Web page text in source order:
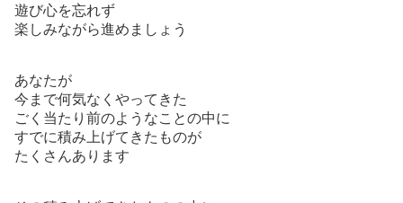
遊び心を忘れず
楽しみながら進めましょう
あなたが
今まで何気なくやってきた
ごく当たり前のようなことの中に
すでに積み上げてきたものが
たくさんあります